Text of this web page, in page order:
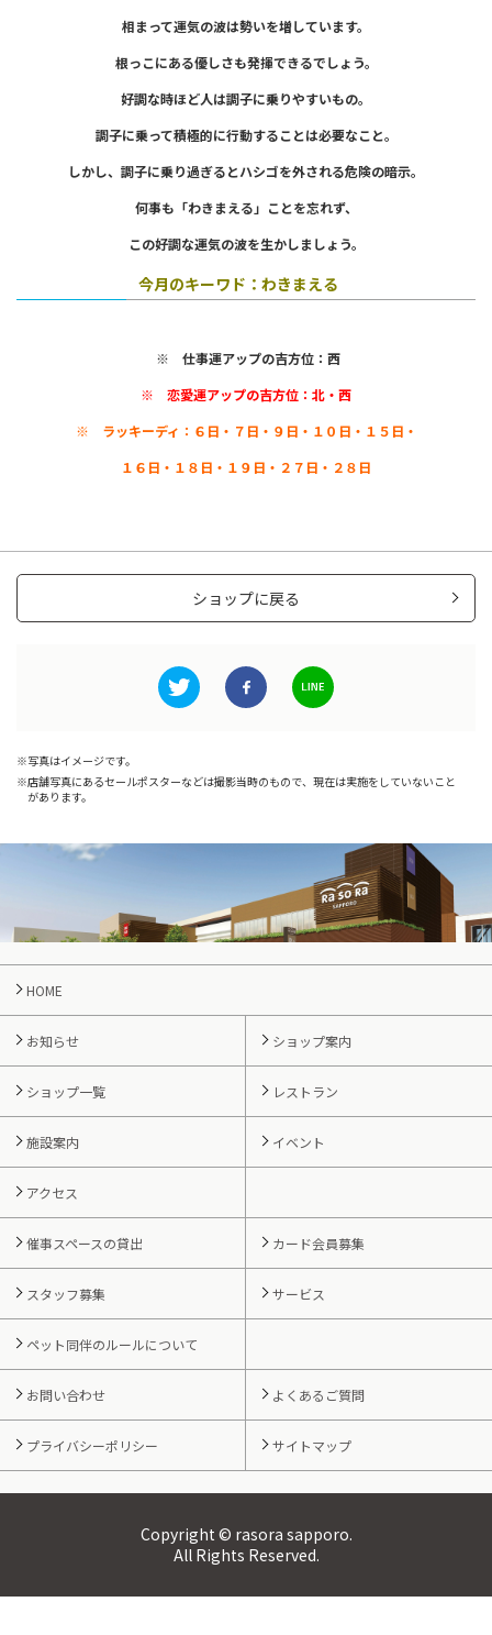
相まって運気の波は勢いを増しています。
根っこにある優しさも発揮できるでしょう。
好調な時ほど人は調子に乗りやすいもの。
調子に乗って積極的に行動することは必要なこと。
しかし、調子に乗り過ぎるとハシゴを外される危険の暗示。
何事も「わきまえる」ことを忘れず、
この好調な運気の波を生かしましょう。
今月のキーワド：わきまえる
※ 仕事運アップの吉方位：西
※ 恋愛運アップの吉方位：北・西
※ ラッキーディ：６日・７日・９日・ １０日・１５日・
１６日・１８日・ １９日・２７日・２８日
ショップに戻る
写真はイメージです。
店舗写真にあるセールポスターなどは撮影当時のもので、現在は実施をしていないこと
があります。
HOME
お知らせ ショップ案内
ショップ一覧 レストラン
施設案内 イベント
アクセス
催事スペースの貸出 カード会員募集
スタッフ募集 サービス
ペット同伴のルールについて
お問い合わせ よくあるご質問
プライバシーポリシー サイトマップ
Copyright © rasora sapporo.
All Rights Reserved.